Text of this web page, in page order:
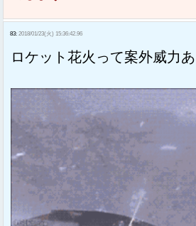
83: 2018/01/23(火) 15:36:42.96
ロケット花火って案外威力